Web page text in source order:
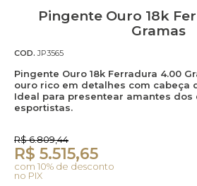
Pingente Ouro 18k
Gramas
COD. JP3565
Pingente Ouro 18k Ferradura 4.00
ouro rico em detalhes com cabeça
Ideal para presentear amantes dos
esportistas.
R$ 6.809,44
R$ 5.515,65
com 10% de desconto
no PIX